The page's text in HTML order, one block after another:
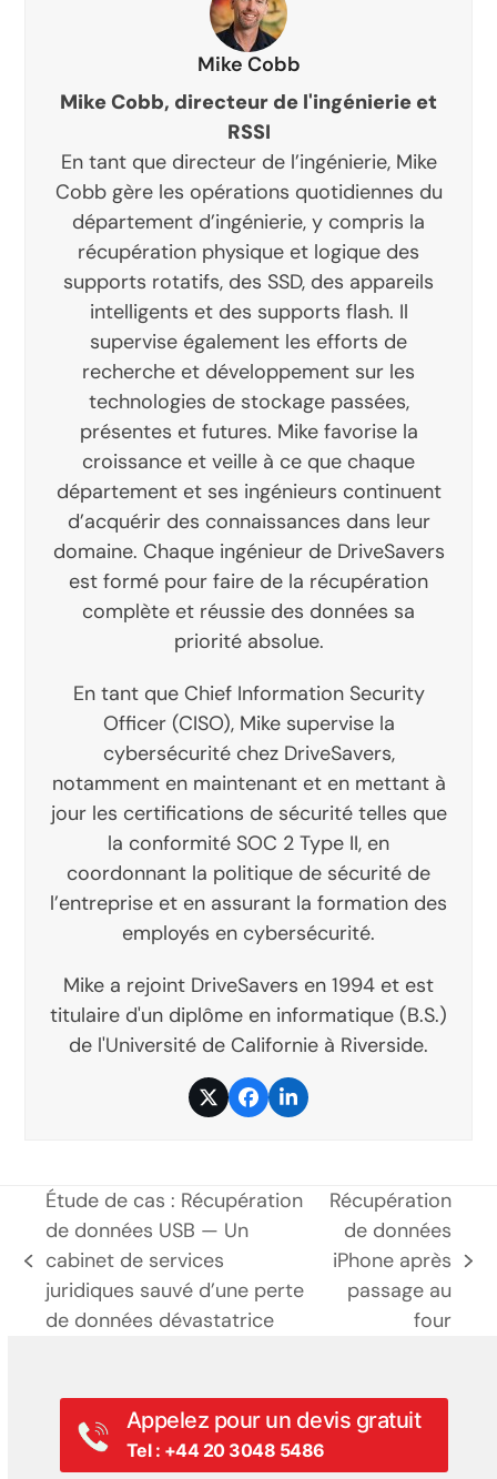
Mike Cobb
Mike Cobb, directeur de l'ingénierie et
RSSI
En tant que directeur de l’ingénierie, Mike
Cobb gère les opérations quotidiennes du
département d’ingénierie, y compris la
récupération physique et logique des
supports rotatifs, des SSD, des appareils
intelligents et des supports flash. Il
supervise également les efforts de
recherche et développement sur les
technologies de stockage passées,
présentes et futures. Mike favorise la
croissance et veille à ce que chaque
département et ses ingénieurs continuent
d’acquérir des connaissances dans leur
domaine. Chaque ingénieur de DriveSavers
est formé pour faire de la récupération
complète et réussie des données sa
priorité absolue.
En tant que Chief Information Security
Officer (CISO), Mike supervise la
cybersécurité chez DriveSavers,
notamment en maintenant et en mettant à
jour les certifications de sécurité telles que
la conformité SOC 2 Type II, en
coordonnant la politique de sécurité de
l’entreprise et en assurant la formation des
employés en cybersécurité.
Mike a rejoint DriveSavers en 1994 et est
titulaire d'un diplôme en informatique (B.S.)
de l'Université de Californie à Riverside.
TwitterFacebook
LinkedIn
poste
précédent:
Étude de cas : Récupération
de données USB — Un
cabinet de services
juridiques sauvé d’une perte
de données dévastatrice
prochain
poste:
Récupération
de données
iPhone après
passage au
four
Appelez pour un devis gratuit
Tel : +44 20 3048 5486